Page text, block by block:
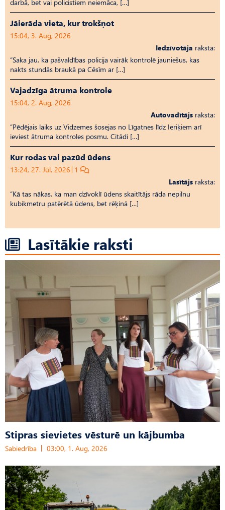
darbā, bet vai policistiem neiemāca, […]
Jāierāda vieta, kur trokšņot
15:04, 3. Aug, 2026
Iedzīvotāja raksta:
“Saka jau, ka pašvaldības policija vairāk kontrolē jauniešus, kas
nakts stundās braukā pa Cēsīm ar […]
Vajadzīga ātruma kontrole
15:04, 2. Aug, 2026
Autovadītājs raksta:
“Pēdējais laiks uz Vid­ze­mes šosejas no Līgatnes līdz Ieriķiem arī
ieviest ātruma kontroles posmu. Citādi […]
Kur rodas vai pazūd ūdens
13:24, 27. Jūl, 2026 1
Lasītājs raksta:
“Kā tas nākas, ka man dzīvoklī ūdens skaitītājs rāda nepilnu
kubikmetru patērētā ūdens, bet rēķinā […]
Lasītākie raksti
Stipras sievietes vēsturē un kājbumba
Sabiedrība 03:00, 1. Aug, 2026